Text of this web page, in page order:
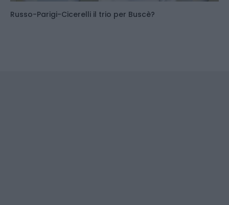
Russo-Parigi-Cicerelli il trio per Buscè?